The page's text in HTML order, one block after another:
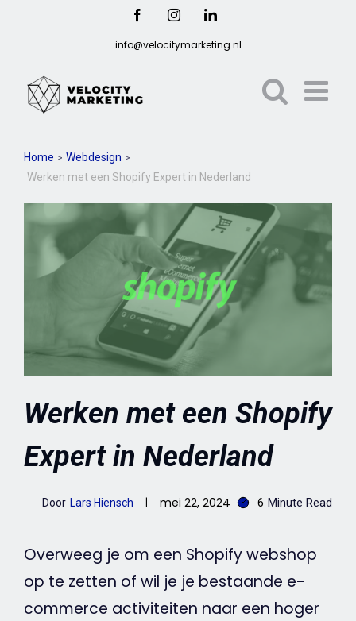
FacebookInstagramLinkedIn
info@velocitymarketing.nl
Home
Webdesign
Werken met een Shopify Expert in Nederland
Werken met een Shopify
Expert in Nederland
Door Lars Hiensch mei 22, 2024 6 Minute Read
Overweeg je om een Shopifywebshop
op te zetten of wil je je bestaande e-
commerce activiteiten naar een hoger